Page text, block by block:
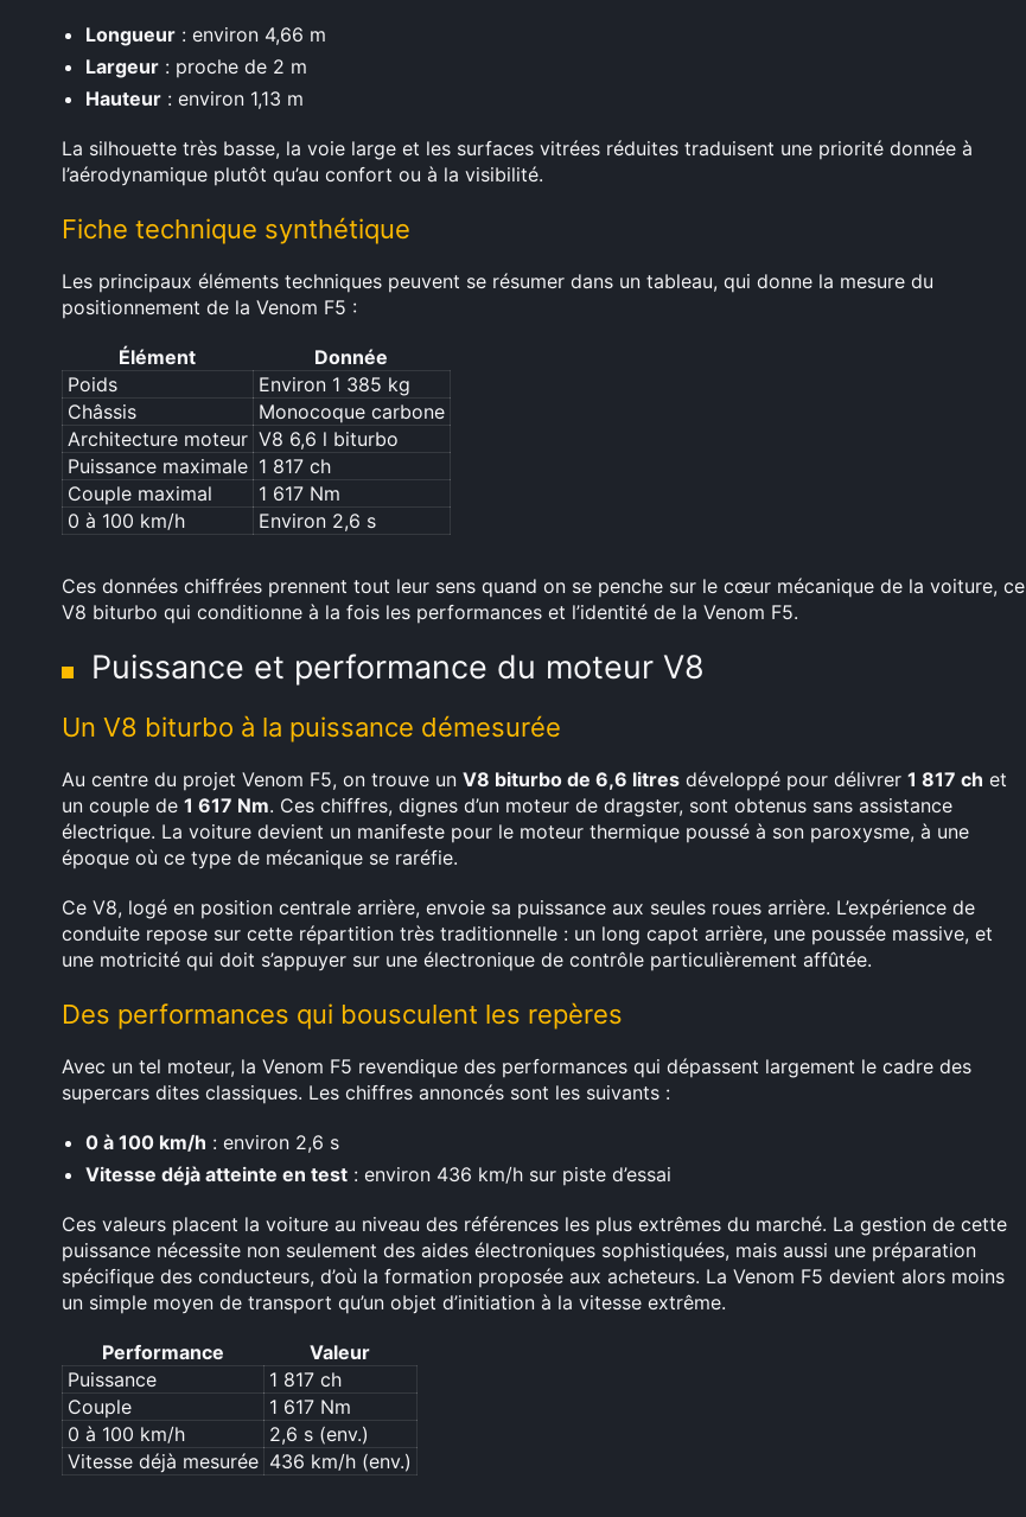
Longueur : environ 4,66 m
Largeur : proche de 2 m
Hauteur : environ 1,13 m
La silhouette très basse, la voie large et les surfaces vitrées réduites traduisent une priorité donnée à
l’aérodynamique plutôt qu’au confort ou à la visibilité.
Fiche technique synthétique
Les principaux éléments techniques peuvent se résumer dans un tableau, qui donne la mesure du
positionnement de la Venom F5 :
Élément
Donnée
Poids
Environ 1 385 kg
Châssis
Monocoque carbone
Architecture moteur V8 6,6 l biturbo
Puissance maximale 1 817 ch
Couple maximal
1 617 Nm
0 à 100 km/h
Environ 2,6 s
Ces données chiffrées prennent tout leur sens quand on se penche sur le cœur mécanique de la voiture, ce
V8 biturbo qui conditionne à la fois les performances et l’identité de la Venom F5.
Puissance et performance du moteur V8
Un V8 biturbo à la puissance démesurée
Au centre du projet Venom F5, on trouve un V8 biturbo de 6,6 litres développé pour délivrer 1 817 ch et
un couple de 1 617 Nm. Ces chiffres, dignes d’un moteur de dragster, sont obtenus sans assistance
électrique. La voiture devient un manifeste pour le moteur thermique poussé à son paroxysme, à une
époque où ce type de mécanique se raréfie.
Ce V8, logé en position centrale arrière, envoie sa puissance aux seules roues arrière. L’expérience de
conduite repose sur cette répartition très traditionnelle : un long capot arrière, une poussée massive, et
une motricité qui doit s’appuyer sur une électronique de contrôle particulièrement affûtée.
Des performances qui bousculent les repères
Avec un tel moteur, la Venom F5 revendique des performances qui dépassent largement le cadre des
supercars dites classiques. Les chiffres annoncés sont les suivants :
0 à 100 km/h : environ 2,6 s
Vitesse déjà atteinte en test : environ 436 km/h sur piste d’essai
Ces valeurs placent la voiture au niveau des références les plus extrêmes du marché. La gestion de cette
puissance nécessite non seulement des aides électroniques sophistiquées, mais aussi une préparation
spécifique des conducteurs, d’où la formation proposée aux acheteurs. La Venom F5 devient alors moins
un simple moyen de transport qu’un objet d’initiation à la vitesse extrême.
Performance
Valeur
Puissance
1 817 ch
Couple
1 617 Nm
0 à 100 km/h
2,6 s (env.)
Vitesse déjà mesurée 436 km/h (env.)